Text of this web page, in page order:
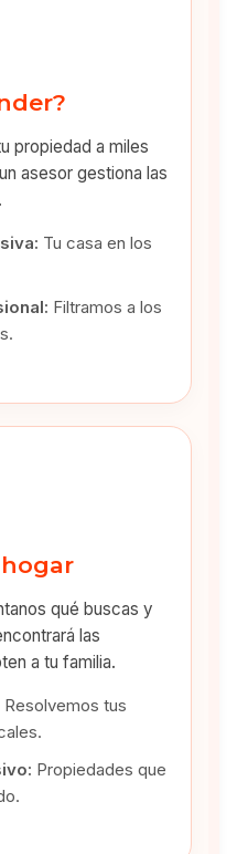
propiedad a miles
asesor gestiona las
Tu casa en los
Filtramos a los
qué buscas y
las
a tu familia.
Resolvemos tus
Propiedades que